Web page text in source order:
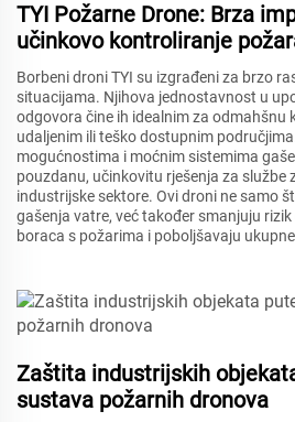
TYI Požarne Drone: Brza
učinkovo kontroliranje
Borbeni droni TYI su izgrađeni za brzo
situacijama. Njihova jednostavnost u
odgovora čine ih idealnim za odmahšnu
udaljenim ili teško dostupnim
mogućnostima i moćnim sistemima
pouzdanu, učinkovitu rješenja za službe
industrijske sektore. Ovi droni ne samo
gašenja vatre, već također smanjuju
boraca s požarima i poboljšavaju
Zaštita industrijskih
sustava požarnih dronova